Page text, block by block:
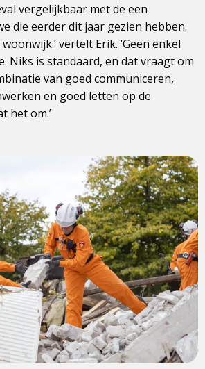
vergelijkbaar met de een
die eerder dit jaar gezien hebben.
vertelt Erik. ‘Geen enkel
Niks is standaard, en dat vraagt om
van goed communiceren,
en goed letten op de
het om.’